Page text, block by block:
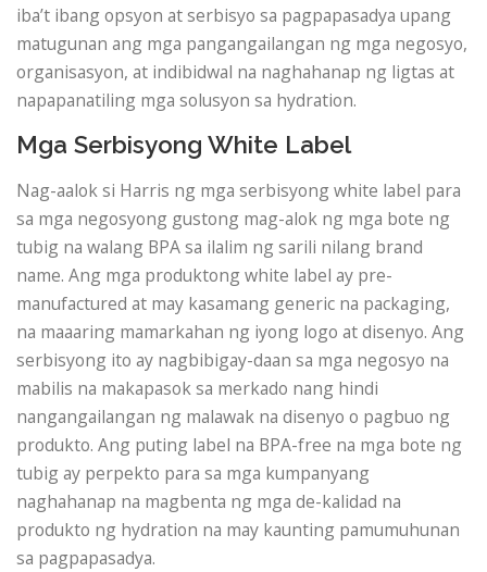
iba’t ibang opsyon at serbisyo sa pagpapasadya upang
matugunan ang mga pangangailangan ng mga negosyo,
organisasyon, at indibidwal na naghahanap ng ligtas at
napapanatiling mga solusyon sa hydration.
Mga Serbisyong White Label
Nag-aalok si Harris ng mga serbisyong white label para
sa mga negosyong gustong mag-alok ng mga bote ng
tubig na walang BPA sa ilalim ng sarili nilang brand
name. Ang mga produktong white label ay pre-
manufactured at may kasamang generic na packaging,
na maaaring mamarkahan ng iyong logo at disenyo. Ang
serbisyong ito ay nagbibigay-daan sa mga negosyo na
mabilis na makapasok sa merkado nang hindi
nangangailangan ng malawak na disenyo o pagbuo ng
produkto. Ang puting label na BPA-free na mga bote ng
tubig ay perpekto para sa mga kumpanyang
naghahanap na magbenta ng mga de-kalidad na
produkto ng hydration na may kaunting pamumuhunan
sa pagpapasadya.